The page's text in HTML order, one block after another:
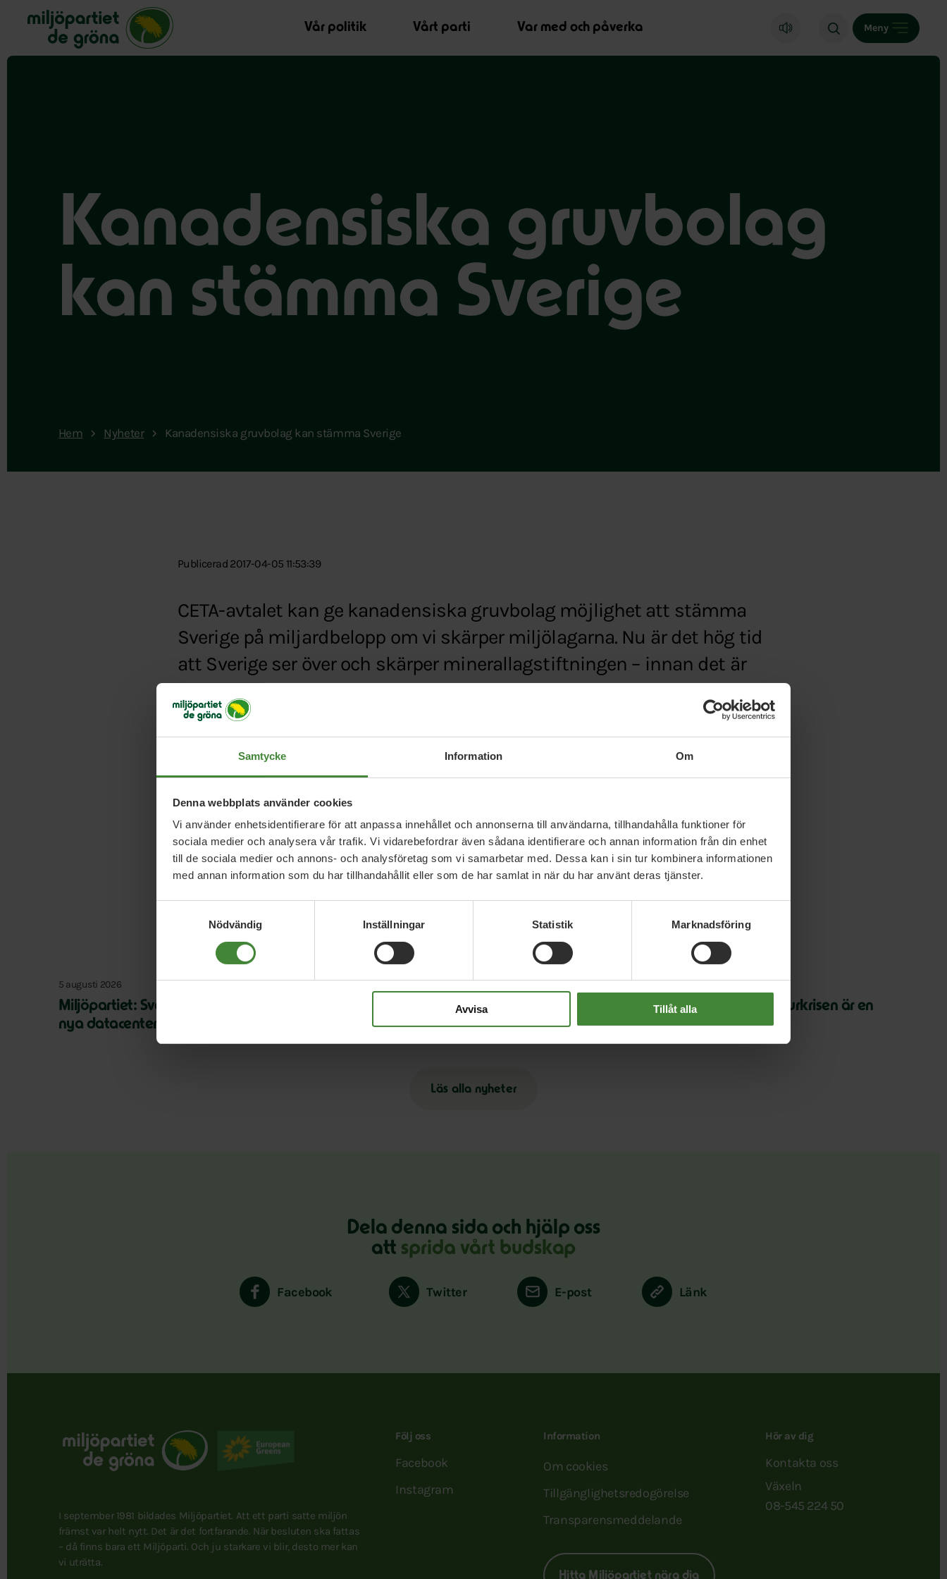
Samtycke Information Om
Denna webbplats använder cookies
Vi använder enhetsidentifierare för att anpassa innehållet och annonserna till användarna, tillhandahålla funktioner för
sociala medier och analysera vår trafik. Vi vidarebefordrar även sådana identifierare och annan information från din enhet
till de sociala medier och annons- och analysföretag som vi samarbetar med. Dessa kan i sin tur kombinera informationen
med annan information som du har tillhandahållit eller som de har samlat in när du har använt deras tjänster.
Nödvändig
Inställningar Statistik Marknadsföring
Avvisa Tillåt alla
Miljöpartiet de gröna, startsida
Vår politik
Vårt parti Var med och påverka Meny
Kanadensiska gruvbolag
kan stämma Sverige
Hem Nyheter Kanadensiska gruvbolag kan stämma Sverige
Publicerad 2017-04-05 11:53:39
CETA-avtalet kan ge kanadensiska gruvbolag möjlighet att stämma
Sverige på miljardbelopp om vi skärper miljölagarna. Nu är det hög tid
att Sverige ser över och skärper minerallagstiftningen – innan det är
försent, skriver Max Andersson.
Typ:Debattartikel
https://www.svd.se/kanadensiska-gruvbolag-kan-stamma-sverige/om/debatt
Relaterade nyheter
5 augusti 2026
Miljöpartiet: Sverige måste ställa krav på
nya datacenter
3 augusti 2026
Pride är över – nu fortsätter kampen för
hbtqi-personers rättigheter
30 juli 2026
Earth Overshoot Day: Naturkrisen är en
säkerhetsfråga
Läs alla nyheter
Dela denna sida och hjälp oss
att sprida vårt budskap
Facebook Twitter E-post Länk
I september 1981 bildades Miljöpartiet. Att ett parti satte miljön
främst var helt nytt. Det är det fortfarande. När besluten ska fattas
– då finns bara ett Miljöparti. Och ju starkare vi blir, desto mer kan
vi uträtta.
Följ oss
Facebook
Instagram
Information
Om cookies
Tillgänglighetsredogörelse
Transparensmeddelande
Hitta Miljöpartiet nära dig
Hör av dig
Kontakta oss
Växeln
08-545 224 50